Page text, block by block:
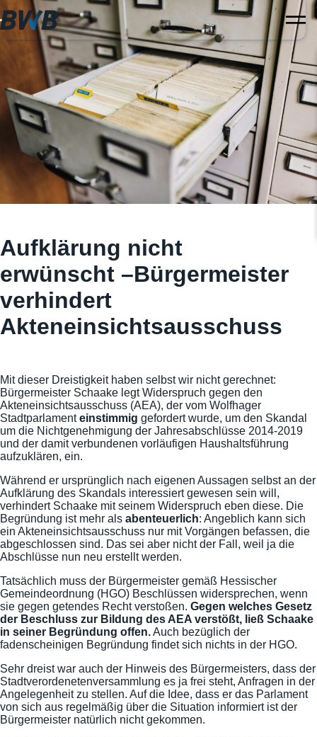
Aufklärung nicht
erwünscht –Bürgermeister
verhindert
Akteneinsichtsausschuss
Mit dieser Dreistigkeit haben selbst wir nicht gerechnet:
Bürgermeister Schaake legt Widerspruch gegen den
Akteneinsichtsausschuss (AEA), der vom Wolfhager
Stadtparlamenteinstimmig gefordert wurde, um den Skandal
um die Nichtgenehmigung der Jahresabschlüsse 2014-2019
und der damit verbundenen vorläufigen Haushaltsführung
aufzuklären, ein.
Während er ursprünglich nach eigenen Aussagen selbst an der
Aufklärung des Skandals interessiert gewesen sein will,
verhindert Schaake mit seinem Widerspruch eben diese. Die
Begründung ist mehr als abenteuerlich: Angeblich kann sich
ein Akteneinsichtsausschuss nur mit Vorgängen befassen, die
abgeschlossen sind. Das sei aber nicht der Fall, weil ja die
Abschlüsse nun neu erstellt werden.
Tatsächlich muss der Bürgermeister gemäß Hessischer
Gemeindeordnung (HGO) Beschlüssen widersprechen, wenn
sie gegen getendes Recht verstoßen. Gegen welches Gesetz
der Beschluss zur Bildung des AEA verstößt, ließ Schaake
in seiner Begründung offen.Auch bezüglich der
fadenscheinigen Begründung findet sich nichts in der HGO.
Sehr dreist war auch der Hinweis des Bürgermeisters, dass der
Stadtverordenetenversammlung es ja frei steht, Anfragen in der
Angelegenheit zu stellen. Auf die Idee, dass er das Parlament
von sich aus regelmäßig über die Situation informiert ist der
Bürgermeister natürlich nicht gekommen.